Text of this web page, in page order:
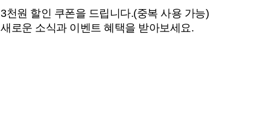
3천원 할인 쿠폰을 드립니다.(중복 사용 가능)
새로운 소식과 이벤트 혜택을 받아보세요.